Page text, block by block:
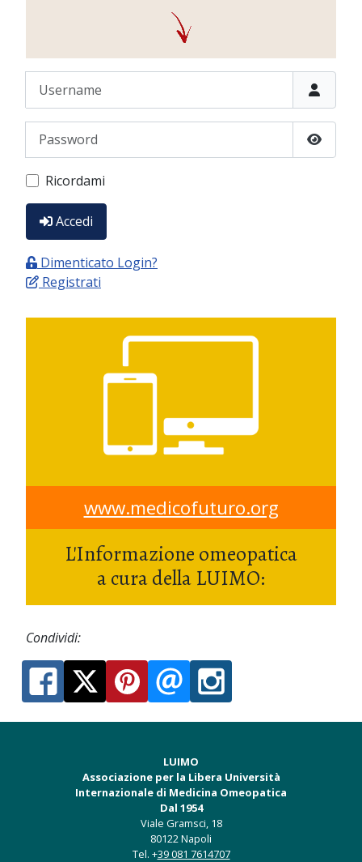
Password
Show
Ricordami
Accedi
Dimenticato Login?
Registrati
www.medicofuturo.org
L'Informazione omeopatica
a cura della LUIMO:
Condividi:
LUIMO
Associazione per la Libera Università
Internazionale di Medicina Omeopatica
Dal 1954
Viale Gramsci, 18
80122 Napoli
Tel. +39 081 7614707